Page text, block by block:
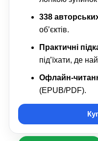
338
об’єктів.
Практичні
під’їхати, де
Офлайн-
(EPUB/PDF).